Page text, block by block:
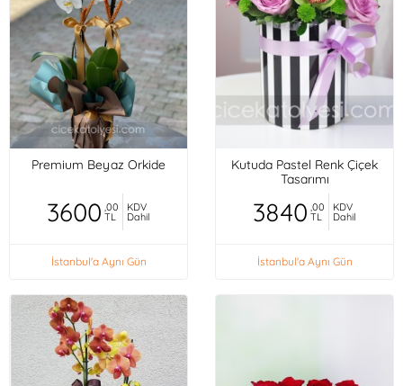
Premium Beyaz Orkide
3600 ,00
TL
KDV
Dahil
İstanbul'a Aynı Gün
Kutuda Pastel Renk Çiçek
Tasarımı
3840 ,00
TL
KDV
Dahil
İstanbul'a Aynı Gün